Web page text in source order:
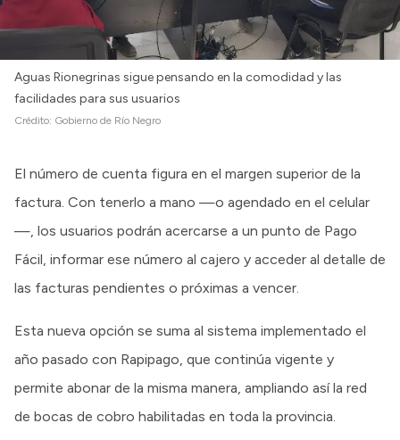
Aguas Rionegrinas sigue pensando en la comodidad y las
facilidades para sus usuarios
Crédito: Gobierno de Río Negro
El número de cuenta figura en el margen superior de la
factura. Con tenerlo a mano —o agendado en el celular
—, los usuarios podrán acercarse a un punto de Pago
Fácil, informar ese número al cajero y acceder al detalle de
las facturas pendientes o próximas a vencer.
Esta nueva opción se suma al sistema implementado el
año pasado con Rapipago, que continúa vigente y
permite abonar de la misma manera, ampliando así la red
de bocas de cobro habilitadas en toda la provincia.